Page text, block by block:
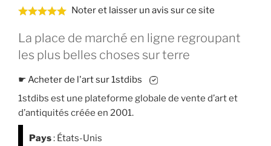
Noter et laisser un avis sur ce site
La place de marché en ligne regroupant
les plus belles choses sur terre
☛ Acheter de l'art sur 1stdibs
1stdibs est une plateforme globale de vente d’art et
d’antiquités créée en 2001.
Pays: États-Unis